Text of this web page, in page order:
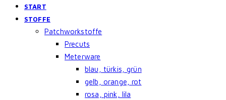
START
STOFFE
Patchworkstoffe
Precuts
Meterware
blau, türkis, grün
gelb, orange, rot
rosa, pink, lila